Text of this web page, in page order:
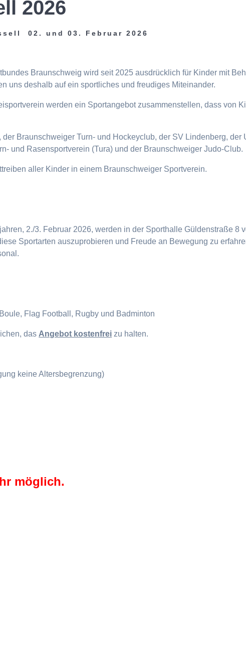
2026
02. und 03. Februar 2026
Braunschweig wird seit 2025 ausdrücklich für Kinder mit
uns deshalb auf ein sportliches und freudiges Miteinander.
werden ein Sportangebot zusammenstellen, dass von
Braunschweiger Turn- und Hockeyclub, der SV Lindenberg, der
und Rasensportverein (Tura) und der Braunschweiger Judo-Club.
aller Kinder in einem Braunschweiger Sportverein.
2./3. Februar 2026, werden in der Sporthalle Güldenstraße 8
Sportarten auszuprobieren und Freude an Bewegung zu
Flag Football, Rugby und Badminton
das Angebot kostenfrei zu halten.
keine Altersbegrenzung)
möglich.